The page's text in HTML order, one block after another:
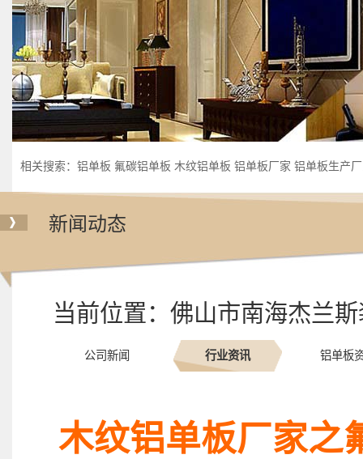
相关搜索： 铝单板 氟碳铝单板 木纹铝单板 铝单板厂家 铝单板生产
新闻动态
当前位置： 佛山市南海杰兰
公司新闻 行业资讯 铝单板
木纹铝单板厂家之